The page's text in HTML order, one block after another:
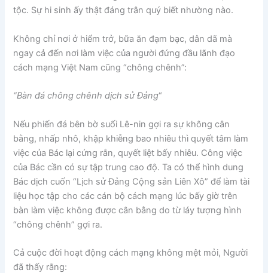
tộc. Sự hi sinh ấy thật đáng trân quý biết nhường nào.
Không chỉ nơi ở hiểm trở, bữa ăn đạm bạc, dân dã mà
ngay cả đến nơi làm việc của người đứng đầu lãnh đạo
cách mạng Việt Nam cũng “chông chênh”:
“Bàn đá chông chênh dịch sử Đảng“
Nếu phiến đá bên bờ suối Lê-nin gợi ra sự không cân
bằng, nhấp nhô, khập khiễng bao nhiêu thì quyết tâm làm
việc của Bác lại cứng rắn, quyết liệt bấy nhiêu. Công việc
của Bác cần có sự tập trung cao độ. Ta có thể hình dung
Bác dịch cuốn “Lịch sử Đảng Cộng sản Liên Xô” để làm tài
liệu học tập cho các cán bộ cách mạng lúc bấy giờ trên
bàn làm việc không được cân bằng do từ láy tượng hình
“chông chênh” gợi ra.
Cả cuộc đời hoạt động cách mạng không mệt mỏi, Người
đã thấy rằng: